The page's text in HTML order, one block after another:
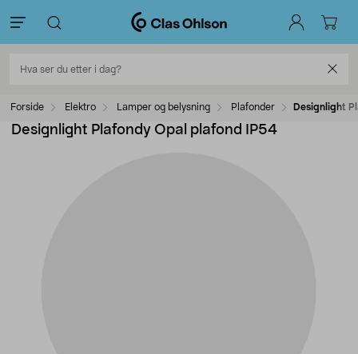
Forside Elektro Lamper og belysning Plafonder Designlight
Designlight Plafondy Opal plafond IP54